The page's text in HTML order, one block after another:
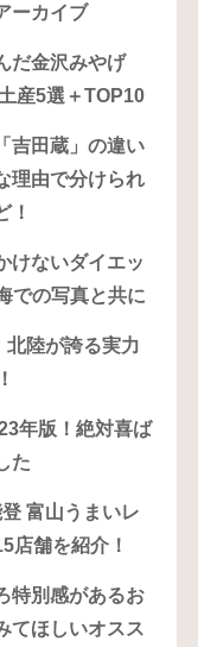
ーカイブ
だ金沢みやげ
産5選＋TOP10
吉田蔵」の違い
理由で分けられ
！
けないダイエッ
での写真と共に
北陸が誇る実力
年版！絶対喜ば
た
富山うまいレ
店舗を紹介！
特別感があるお
てほしいオスス